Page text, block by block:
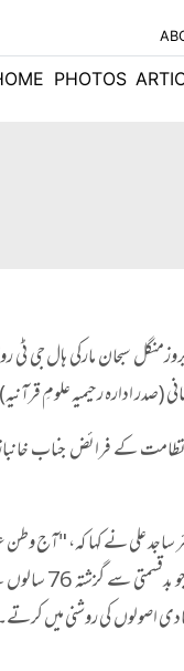
PHOTOS
علوم قرآنیہ (ٹرسٹ) لاہور کی ہری پور شاخ کے زیر اہتمام
(صدر ادارہ رحیمیہ علومِ
کے فرائض جناب
ساجد علی نے کہا کہ، "آج
اجتماعی مسائل کا شکار
کی روشنی میں کرتے۔